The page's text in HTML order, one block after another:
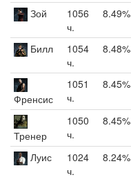
Зой
1056
ч.
8.49%
Билл
1054
ч.
8.48%
Френсис
1051
ч.
8.45%
Тренер
1050
ч.
8.45%
Луис
1024
ч.
8.24%